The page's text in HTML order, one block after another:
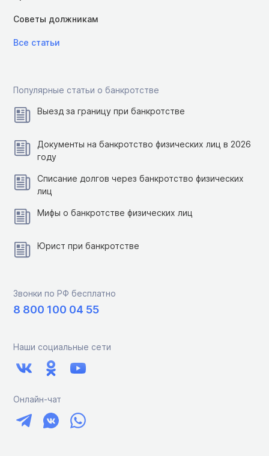
Советы должникам
Все статьи
Популярные статьи о банкротстве
Выезд за границу при банкротстве
Документы на банкротство физических лиц в 2026
году
Списание долгов через банкротство физических
лиц
Мифы о банкротстве физических лиц
Юрист при банкротстве
Звонки по РФ бесплатно
8 800 100 04 55
Наши социальные сети
Онлайн-чат